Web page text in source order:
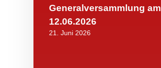
Generalversammlung am
12.06.2026
21. Juni 2026